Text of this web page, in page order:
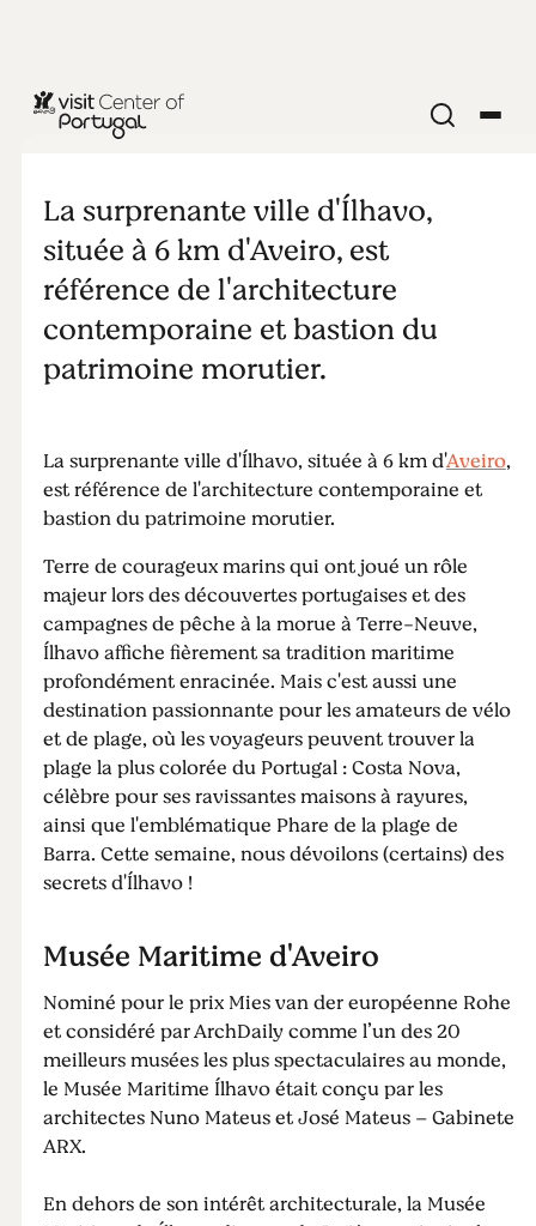
VILLES ET VILLAGES
Ílhavo
La surprenante ville d'Ílhavo,
située à 6 km d'Aveiro, est
référence de l'architecture
contemporaine et bastion du
patrimoine morutier.
La surprenante ville d'Ílhavo, située à 6 km d'Aveiro,
est référence de l'architecture contemporaine et
bastion du patrimoine morutier.
Terre de courageux marins qui ont joué un rôle
majeur lors des découvertes portugaises et des
campagnes de pêche à la morue à Terre-Neuve,
Ílhavo affiche fièrement sa tradition maritime
profondément enracinée. Mais c'est aussi une
destination passionnante pour les amateurs de vélo
et de plage, où les voyageurs peuvent trouver la
plage la plus colorée du Portugal : Costa Nova,
célèbre pour ses ravissantes maisons à rayures,
ainsi que l'emblématique Phare de la plage de
Barra. Cette semaine, nous dévoilons (certains) des
secrets d'Ílhavo !
Musée Maritime d'Aveiro
Nominé pour le prix Mies van der européenne Rohe
et considéré par ArchDaily comme l’un des 20
meilleurs musées les plus spectaculaires au monde,
le Musée Maritime Ílhavo était conçu par les
architectes Nuno Mateus et José Mateus – Gabinete
ARX.
En dehors de son intérêt architecturale, la Musée